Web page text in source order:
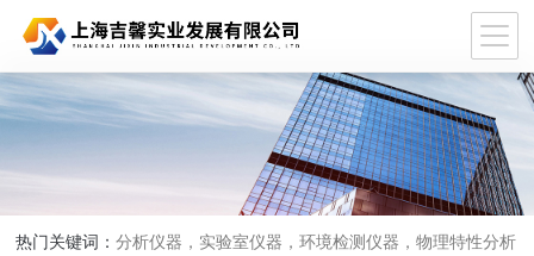
热门关键词：分析仪器，实验室仪器，环境检测仪器，物理特性分析